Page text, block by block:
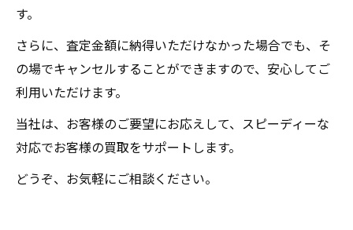
す。
さらに、査定金額に納得いただけなかった場合でも、そ
の場でキャンセルすることができますので、安心してご
利用いただけます。
当社は、お客様のご要望にお応えして、スピーディーな
対応でお客様の買取をサポートします。
どうぞ、お気軽にご相談ください。